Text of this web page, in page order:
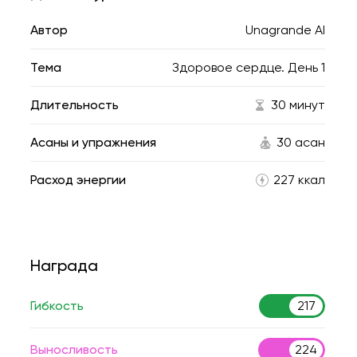
Автор Unagrande AI
Тема Здоровое сердце. День 1
Длительность 30 минут
Асаны и упражнения 30 асан
Расход энергии 227 ккал
Награда
Гибкость 217
Выносливость 224